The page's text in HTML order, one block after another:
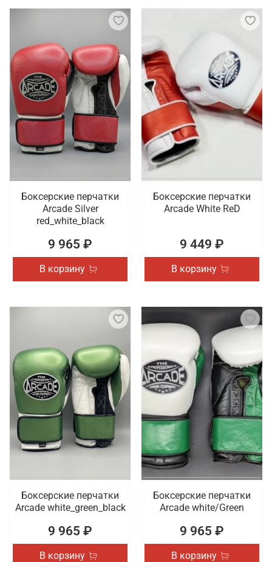
Боксерские перчатки
Arcade Silver
red_white_black
9 965 ₽
В корзину
Боксерские перчатки
Arcade White ReD
9 449 ₽
В корзину
Боксерские перчатки
Arcade white_green_black
9 965 ₽
В корзину
Боксерские перчатки
Arcade white/Green
9 965 ₽
В корзину